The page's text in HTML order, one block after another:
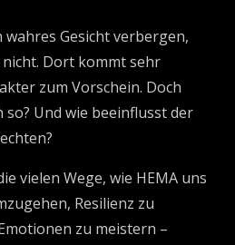
Gesicht verbergen,
Dort kommt sehr
zum Vorschein. Doch
Und wie beeinflusst der
vielen Wege, wie HEMA uns
Resilienz zu
zu meistern –